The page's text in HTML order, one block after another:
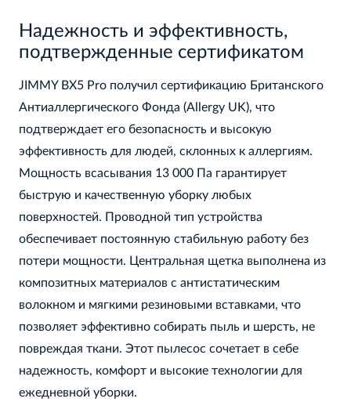
Надежность и эффективность,
подтвержденные сертификатом
JIMMY BX5 Pro получил сертификацию Британского
Антиаллергического Фонда (Allergy UK), что
подтверждает его безопасность и высокую
эффективность для людей, склонных к аллергиям.
Мощность всасывания 13 000 Па гарантирует
быструю и качественную уборку любых
поверхностей. Проводной тип устройства
обеспечивает постоянную стабильную работу без
потери мощности. Центральная щетка выполнена из
композитных материалов с антистатическим
волокном и мягкими резиновыми вставками, что
позволяет эффективно собирать пыль и шерсть, не
повреждая ткани. Этот пылесос сочетает в себе
надежность, комфорт и высокие технологии для
ежедневной уборки.